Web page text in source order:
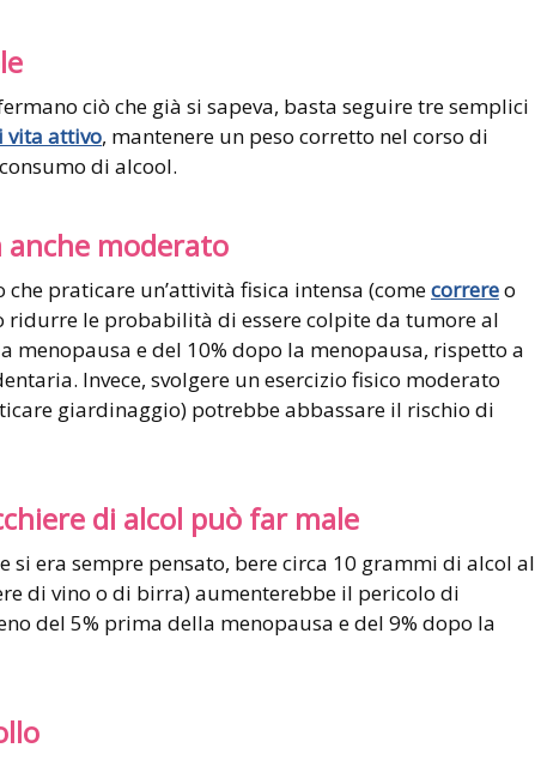
ciò che già si sapeva, basta seguire tre semplici
vita attivo, mantenere un peso corretto nel corso di
di alcool.
moderato
che praticare un’attività fisica intensa (comecorrereo
ridurre le probabilità di essere colpite da tumore al
menopausa e del 10% dopo la menopausa, rispetto a
Invece, svolgere un esercizio fisico moderato
giardinaggio) potrebbe abbassare il rischio di
di alcol può far male
si era sempre pensato, bere circa 10 grammi di alcol al
di vino o di birra) aumenterebbe il pericolo di
del 5% prima della menopausa e del 9% dopo la